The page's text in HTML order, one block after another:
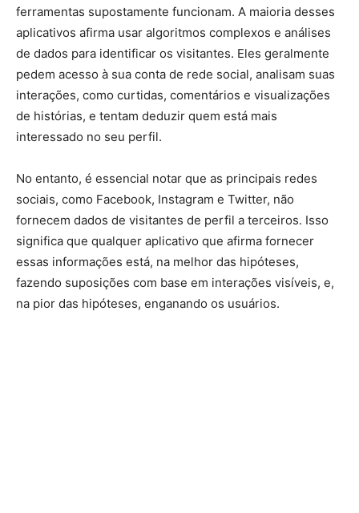
ferramentas supostamente funcionam. A maioria desses
aplicativos afirma usar algoritmos complexos e análises
de dados para identificar os visitantes. Eles geralmente
pedem acesso à sua conta de rede social, analisam suas
interações, como curtidas, comentários e visualizações
de histórias, e tentam deduzir quem está mais
interessado no seu perfil.
No entanto, é essencial notar que as principais redes
sociais, como Facebook, Instagram e Twitter, não
fornecem dados de visitantes de perfil a terceiros. Isso
significa que qualquer aplicativo que afirma fornecer
essas informações está, na melhor das hipóteses,
fazendo suposições com base em interações visíveis, e,
na pior das hipóteses, enganando os usuários.